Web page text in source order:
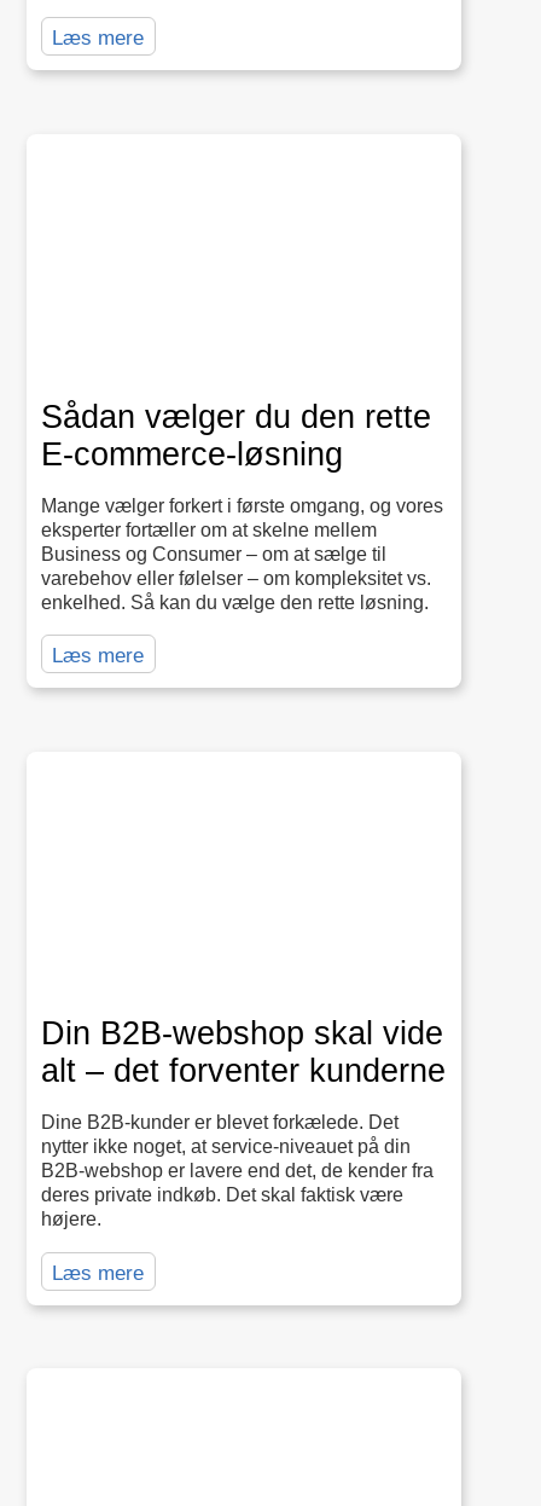
Læs mere
Sådan vælger du den rette
E‑commerce-løsning
Mange vælger forkert i første omgang, og vores
eksperter fortæller om at skelne mellem
Business og Consumer – om at sælge til
varebehov eller følelser – om kompleksitet vs.
enkelhed. Så kan du vælge den rette løsning.
Læs mere
Din B2B-webshop skal vide
alt – det forventer kunderne
Dine B2B-kunder er blevet forkælede. Det
nytter ikke noget, at service-niveauet på din
B2B-webshop er lavere end det, de kender fra
deres private indkøb. Det skal faktisk være
højere.
Læs mere